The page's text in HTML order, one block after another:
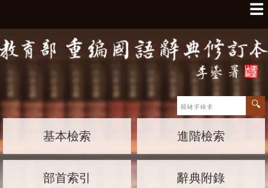
☰
基本檢索 進階檢索
部首索引 辭典附錄